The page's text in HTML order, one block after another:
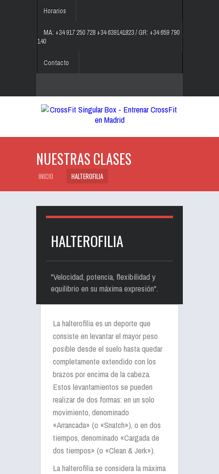
Horarios
MA: +34 917 250 728 +34 639141823 / GR: +34 659 790
140
Contacto
NUESTRAS CLASES
INICIO HALTEROFILIA
HALTEROFILIA
"Velocidad, potencia, flexibilidad y
equilibrio en su máxima expresión".
La halterofilia es un deporte que
consiste en levantar el mayor peso
posible desde el suelo hasta quedar
completamente extendido con los
brazos por encima de la cabeza.
Estos levantamientos se pueden
realizar de dos formas: en un solo
movimiento, denominado
«Arrancada» (o «Snatch»), o en dos
tiempos, denominado «Cargada de
dos tiempos» (o «Clean & Jerk»).
La halterofilia se considera la máxima